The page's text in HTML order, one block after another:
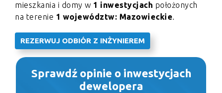
mieszkania i domy w 1 inwestycjach położonych
na terenie 1 województw: Mazowieckie.
REZERWUJ ODBIÓR Z INŻYNIEREM
Sprawdź opinie o inwestycjach
dewelopera